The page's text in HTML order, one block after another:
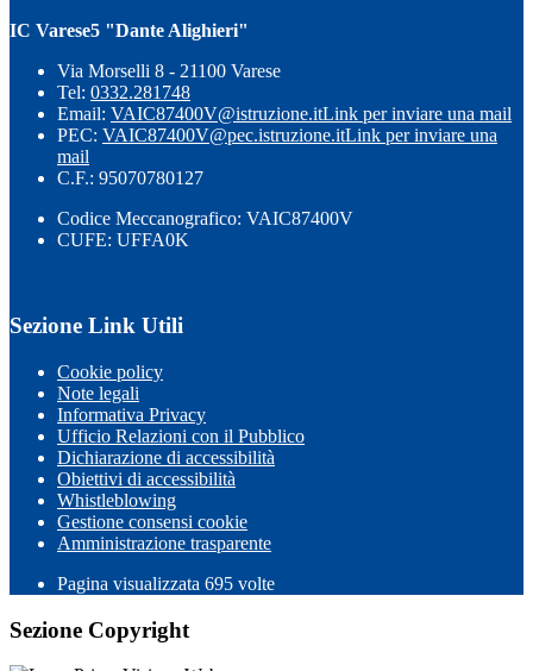
IC Varese5 "Dante Alighieri"
Via Morselli 8 - 21100 Varese
Tel: 0332.281748
Email: VAIC87400V@istruzione.itLink per inviare una mail
PEC: VAIC87400V@pec.istruzione.itLink per inviare una
mail
C.F.: 95070780127
Codice Meccanografico: VAIC87400V
CUFE: UFFA0K
Sezione Link Utili
Cookie policy
Note legali
Informativa Privacy
Ufficio Relazioni con il Pubblico
Dichiarazione di accessibilità
Obiettivi di accessibilità
Whistleblowing
Gestione consensi cookie
Amministrazione trasparente
Pagina visualizzata 695 volte
Sezione Copyright